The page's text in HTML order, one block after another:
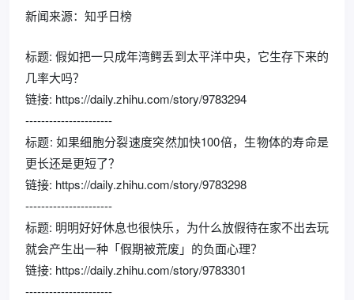
新闻来源：知乎日榜
标题: 假如把一只成年湾鳄丢到太平洋中央，它生存下来的
几率大吗？
链接: https://daily.zhihu.com/story/9783294
----------------------
标题: 如果细胞分裂速度突然加快100倍，生物体的寿命是
更长还是更短了？
链接: https://daily.zhihu.com/story/9783298
----------------------
标题: 明明好好休息也很快乐，为什么放假待在家不出去玩
就会产生出一种「假期被荒废」的负面心理？
链接: https://daily.zhihu.com/story/9783301
----------------------